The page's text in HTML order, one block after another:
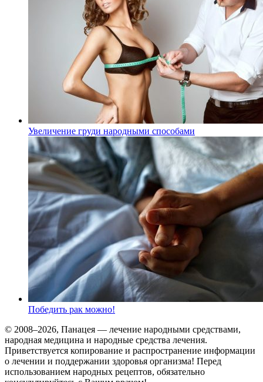
Увеличение груди народными способами
Победить рак можно!
© 2008–2026, Панацея — лечение народными средствами,
народная медицина и народные средства лечения.
Приветствуется копирование и распространение информации
о лечении и поддержании здоровья организма! Перед
использованием народных рецептов, обязательно